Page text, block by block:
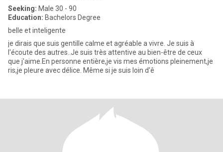
Seeking: Male 30 - 90
Education: Bachelors Degree
belle et inteligente
je dirais que suis gentille calme et agréable a vivre. Je suis à
l'écoute des autres..Je suis très attentive au bien-être de ceux
que j'aime.En personne entière,je vis mes émotions pleinement,je
ris,je pleure avec délice. Même si je suis loin d'ê